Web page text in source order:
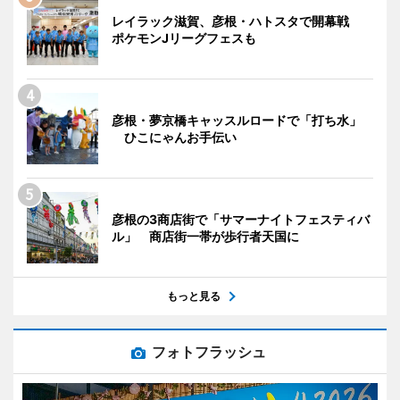
レイラック滋賀、彦根・ハトスタで開幕戦
ポケモンJリーグフェスも
彦根・夢京橋キャッスルロードで「打ち水」
ひこにゃんお手伝い
彦根の3商店街で「サマーナイトフェスティバ
ル」 商店街一帯が歩行者天国に
もっと見る
フォトフラッシュ